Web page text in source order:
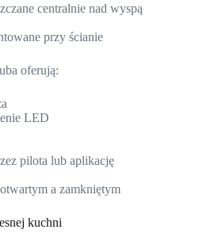
centralnie nad wyspą
przy ścianie
oferują:
LED
pilota lub aplikację
a zamkniętym
kuchni